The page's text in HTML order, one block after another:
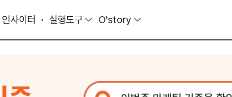
인사이터 실행도구 O'story